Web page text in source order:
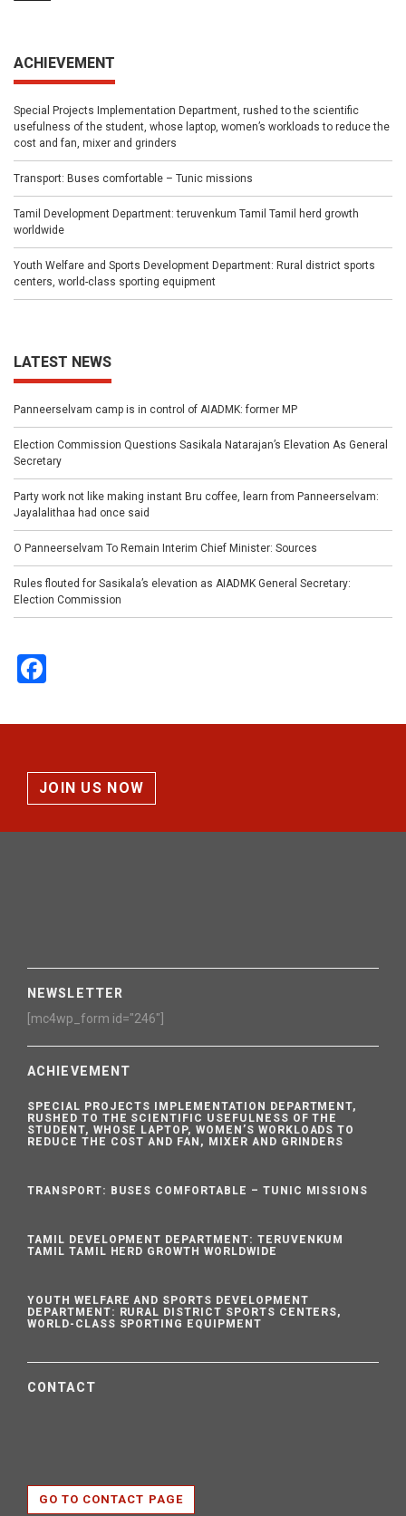
ACHIEVEMENT
Special Projects Implementation Department, rushed to the scientific
usefulness of the student, whose laptop, women’s workloads to reduce the
cost and fan, mixer and grinders
Transport: Buses comfortable – Tunic missions
Tamil Development Department: teruvenkum Tamil Tamil herd growth
worldwide
Youth Welfare and Sports Development Department: Rural district sports
centers, world-class sporting equipment
LATEST NEWS
Panneerselvam camp is in control of AIADMK: former MP
Election Commission Questions Sasikala Natarajan’s Elevation As General
Secretary
Party work not like making instant Bru coffee, learn from Panneerselvam:
Jayalalithaa had once said
O Panneerselvam To Remain Interim Chief Minister: Sources
Rules flouted for Sasikala’s elevation as AIADMK General Secretary:
Election Commission
JOIN US NOW
NEWSLETTER
[mc4wp_form id="246"]
ACHIEVEMENT
SPECIAL PROJECTS IMPLEMENTATION DEPARTMENT,
RUSHED TO THE SCIENTIFIC USEFULNESS OF THE
STUDENT, WHOSE LAPTOP, WOMEN’S WORKLOADS TO
REDUCE THE COST AND FAN, MIXER AND GRINDERS
TRANSPORT: BUSES COMFORTABLE – TUNIC MISSIONS
TAMIL DEVELOPMENT DEPARTMENT: TERUVENKUM
TAMIL TAMIL HERD GROWTH WORLDWIDE
YOUTH WELFARE AND SPORTS DEVELOPMENT
DEPARTMENT: RURAL DISTRICT SPORTS CENTERS,
WORLD-CLASS SPORTING EQUIPMENT
CONTACT
GO TO CONTACT PAGE